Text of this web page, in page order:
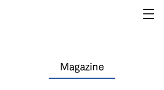
Magazine